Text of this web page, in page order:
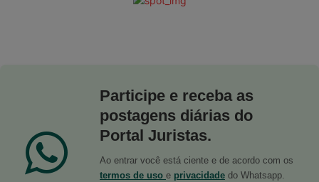
Participe e receba as
postagens diárias do
Portal Juristas.
Ao entrar você está ciente e de acordo com os
termos de uso e privacidade do Whatsapp.